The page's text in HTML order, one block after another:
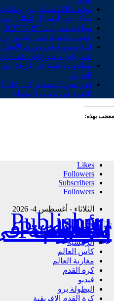
توقيت الكلاسيكو بين
ساكا يقود أرسنال لنهائي
مواعيد مباريات “كان” 2027
عقوبات ثقيلة على الجيش
ليلة مجنونة في دوري
على بايرن ميونخ في قمة
مواجهات قوية في قرعة
العرش
فوز ثمين لنهضة بركان على
التقدم في ترتيب البطولة
معجب بهذه:
Likes
Followers
Subscribers
Followers
الثلاثاء - أغسطس 4- 2026
Publisher - تغطية إخبارية لكافة الأحداث الرياضية في المغرب والعالم.
الرئيسية
كأس العالم
مغاربة العالم
كرة القدم
فيديو
البطولة برو
كرة القدم الإفريقية